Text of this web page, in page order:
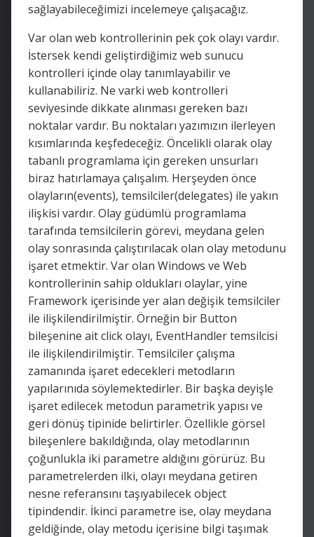
sağlayabileceğimizi incelemeye çalışacağız.
Var olan web kontrollerinin pek çok olayı vardır.
İstersek kendi geliştirdiğimiz web sunucu
kontrolleri içinde olay tanımlayabilir ve
kullanabiliriz. Ne varki web kontrolleri
seviyesinde dikkate alınması gereken bazı
noktalar vardır. Bu noktaları yazımızın ilerleyen
kısımlarında keşfedeceğiz. Öncelikli olarak olay
tabanlı programlama için gereken unsurları
biraz hatırlamaya çalışalım. Herşeyden önce
olayların(events), temsilciler(delegates) ile yakın
ilişkisi vardır. Olay güdümlü programlama
tarafında temsilcilerin görevi, meydana gelen
olay sonrasında çalıştırılacak olan olay metodunu
işaret etmektir. Var olan Windows ve Web
kontrollerinin sahip oldukları olaylar, yine
Framework içerisinde yer alan değişik temsilciler
ile ilişkilendirilmiştir. Örneğin bir Button
bileşenine ait click olayı, EventHandler temsilcisi
ile ilişkilendirilmiştir. Temsilciler çalışma
zamanında işaret edecekleri metodların
yapılarınıda söylemektedirler. Bir başka deyişle
işaret edilecek metodun parametrik yapısı ve
geri dönüş tipinide belirtirler. Özellikle görsel
bileşenlere bakıldığında, olay metodlarının
çoğunlukla iki parametre aldığını görürüz. Bu
parametrelerden ilki, olayı meydana getiren
nesne referansını taşıyabilecek object
tipindendir. İkinci parametre ise, olay meydana
geldiğinde, olay metodu içerisine bilgi taşımak